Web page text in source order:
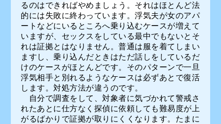
るのはできればやめましょう。それはほとんど法
的には失敗に終わっています。浮気夫が女のアパ
ートなどにいるところへ乗り込むケースが増えて
いますが、セックスをしている最中でもないとそ
れは証拠とはなりません。普通は服を着てしまい
ますし、乗り込んだときはただ話しをしているだ
けのケースがほとんどです。そのパターンで一旦
浮気相手と別れるようなケースは必ずあとで復活
します。対処方法が違うのです。
自分で調査をして、対象者に気づかれて警戒さ
れたあとに仕方なく探偵に依頼しても難易度が上
がるばかりで証拠が取りにくくなります。たまに